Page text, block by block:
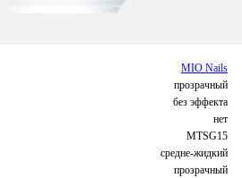
MIO Nails
прозрачный
без эффекта
нет
MTSG15
средне-жидкий
прозрачный